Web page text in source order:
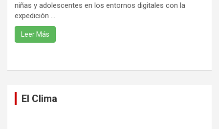
niñas y adolescentes en los entornos digitales con la
expedición ...
Leer Más
El Clima